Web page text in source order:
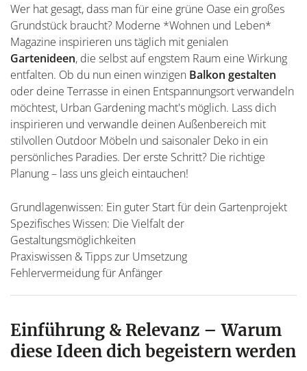
Wer hat gesagt, dass man für eine grüne Oase ein großes
Grundstück braucht? Moderne *Wohnen und Leben*
Magazine inspirieren uns täglich mit genialen
Gartenideen, die selbst auf engstem Raum eine Wirkung
entfalten. Ob du nun einen winzigen Balkon gestalten
oder deine Terrasse in einen Entspannungsort verwandeln
möchtest, Urban Gardening macht's möglich. Lass dich
inspirieren und verwandle deinen Außenbereich mit
stilvollen Outdoor Möbeln und saisonaler Deko in ein
persönliches Paradies. Der erste Schritt? Die richtige
Planung – lass uns gleich eintauchen!
Grundlagenwissen: Ein guter Start für dein Gartenprojekt
Spezifisches Wissen: Die Vielfalt der
Gestaltungsmöglichkeiten
Praxiswissen & Tipps zur Umsetzung
Fehlervermeidung für Anfänger
Einführung & Relevanz – Warum
diese Ideen dich begeistern werden